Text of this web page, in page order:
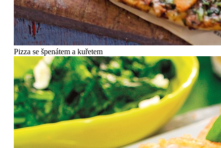
Pizza se špenátem a kuřetem